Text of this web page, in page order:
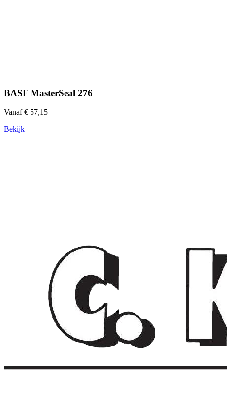
BASF MasterSeal 276
Vanaf € 57,15
Bekijk